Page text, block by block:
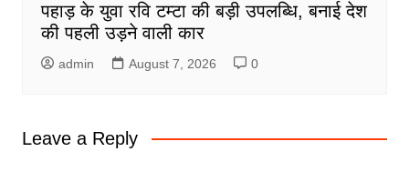
पहाड़ के युवा रवि टम्टा की बड़ी उपलब्धि, बनाई देश
की पहली उड़ने वाली कार
admin August 7, 2026 0
Leave a Reply